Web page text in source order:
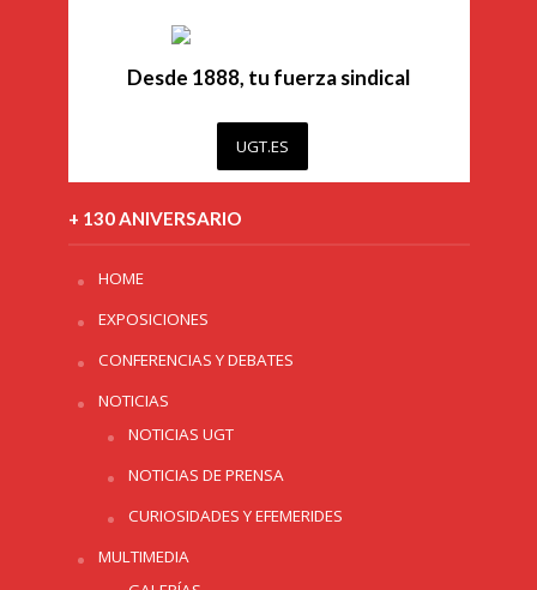
Desde 1888, tu fuerza sindical
UGT.ES
+ 130 ANIVERSARIO
HOME
EXPOSICIONES
CONFERENCIAS Y DEBATES
NOTICIAS
NOTICIAS UGT
NOTICIAS DE PRENSA
CURIOSIDADES Y EFEMERIDES
MULTIMEDIA